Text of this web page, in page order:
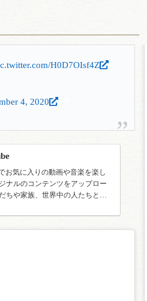
H0D7OIsf4Z
4, 2020
お気に入りの動画や音楽を楽し
ナルのコンテンツをアップロー
ちや家族、世界中の人たちと共